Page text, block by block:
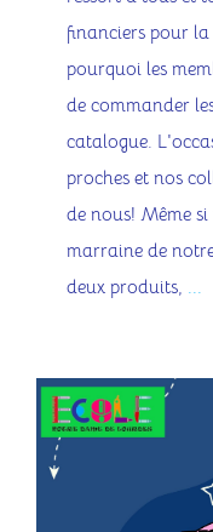
financiers pour
pourquoi les
de commander
catalogue.
proches et nos
de nous! Même
marraine de
deux produits, ...